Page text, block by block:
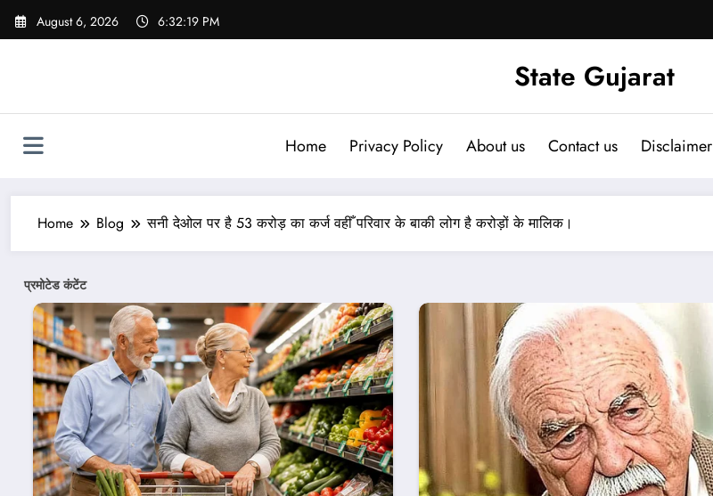
Skip
August 6, 2026 6:32:21 PM
State Gujarat
Home Privacy Policy About us Contact us Disclaimer
Home Blog सनी देओल पर है 53 करोड़ का कर्ज वहीँ परिवार के बाकी लोग है करोड़ों के मालिक।